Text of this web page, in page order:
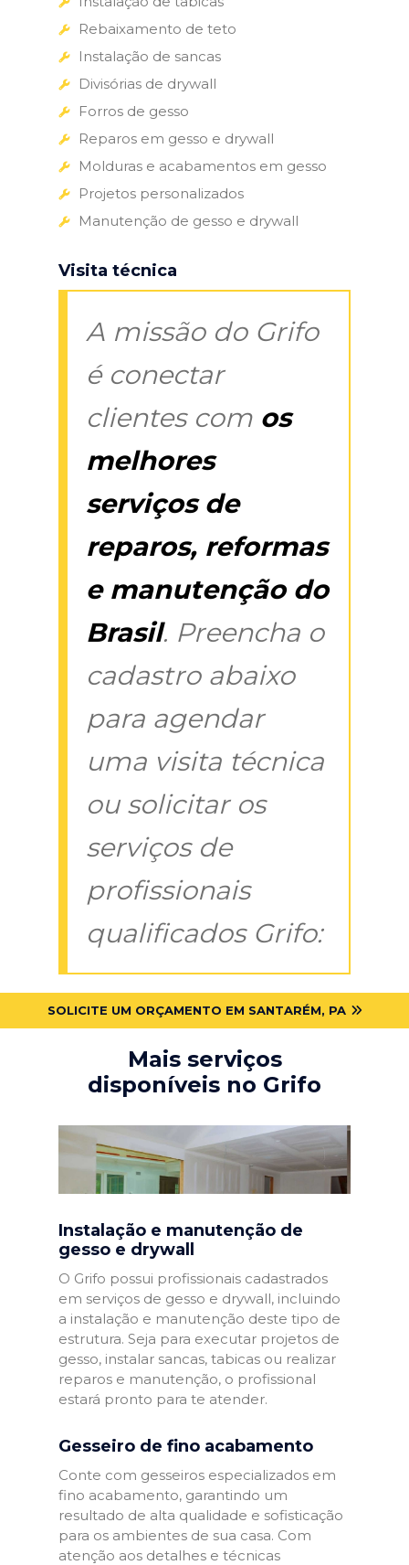
Rebaixamento de teto
Instalação de sancas
Divisórias de drywall
Forros de gesso
Reparos em gesso e drywall
Molduras e acabamentos em gesso
Projetos personalizados
Manutenção de gesso e drywall
Visita técnica
A missão do Grifo
é conectar
clientes com os
melhores
serviços de
reparos, reformas
e manutenção do
Brasil. Preencha o
cadastro abaixo
para agendar
uma visita técnica
ou solicitar os
serviços de
profissionais
qualificados Grifo:
SOLICITE UM ORÇAMENTO EM SANTARÉM, PA
Mais serviços
disponíveis no Grifo
Instalação e manutenção de
gesso e drywall
O Grifo possui profissionais cadastrados
em serviços de gesso e drywall, incluindo
a instalação e manutenção deste tipo de
estrutura. Seja para executar projetos de
gesso, instalar sancas, tabicas ou realizar
reparos e manutenção, o profissional
estará pronto para te atender.
Gesseiro de fino acabamento
Conte com gesseiros especializados em
fino acabamento, garantindo um
resultado de alta qualidade e sofisticação
para os ambientes de sua casa. Com
atenção aos detalhes e técnicas